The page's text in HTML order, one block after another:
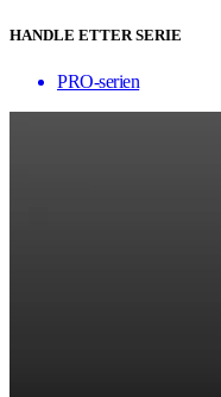
HANDLE ETTER SERIE
PRO-serien